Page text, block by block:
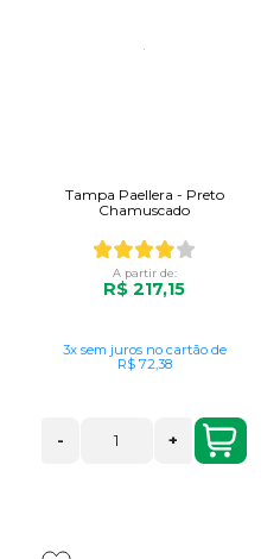
Tampa Paellera - Preto
Chamuscado
A partir de:
R$ 217,15
3x sem juros no cartãode
R$ 72,38
- +